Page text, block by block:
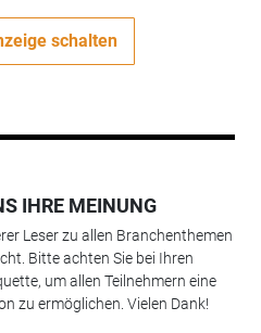
schalten
IHRE MEINUNG
Leser zu allen Branchenthemen
Bitte achten Sie bei Ihren
um allen Teilnehmern eine
zu ermöglichen. Vielen Dank!